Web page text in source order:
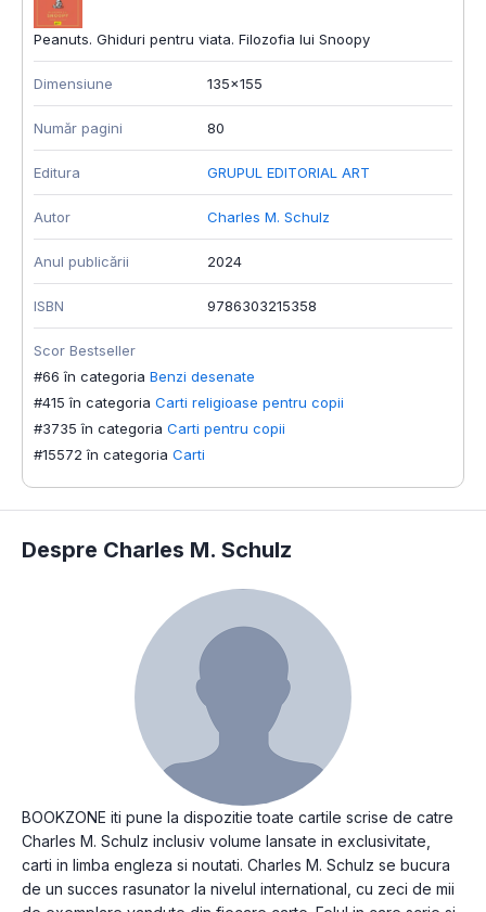
Peanuts. Ghiduri pentru viata. Filozofia lui Snoopy
Dimensiune 135x155
Număr pagini 80
Editura GRUPUL EDITORIAL ART
Autor Charles M. Schulz
Anul publicării 2024
ISBN 9786303215358
Scor Bestseller
#66 în categoria Benzi desenate
#415 în categoria Carti religioase pentru copii
#3735 în categoria Carti pentru copii
#15572 în categoria Carti
Despre Charles M. Schulz
BOOKZONE iti pune la dispozitie toate cartile scrise de catre
Charles M. Schulz inclusiv volume lansate in exclusivitate,
carti in limba engleza si noutati. Charles M. Schulz se bucura
de un succes rasunator la nivelul international, cu zeci de mii